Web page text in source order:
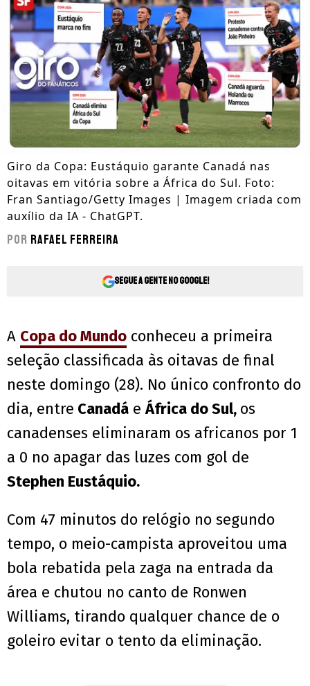
Giro da Copa: Eustáquio garante Canadá nas
oitavas em vitória sobre a África do Sul. Foto:
Fran Santiago/Getty Images | Imagem criada com
auxílio da IA - ChatGPT.
Por Rafael Ferreira
Segue a gente no Google!
A Copa do Mundo conheceu a primeira
seleção classificada às oitavas de final
neste domingo (28). No único confronto do
dia, entre Canadá eÁfrica do Sul, os
canadenses eliminaram os africanos por 1
a 0 no apagar das luzes com gol de
Stephen Eustáquio.
Com 47 minutos do relógio no segundo
tempo, o meio-campista aproveitou uma
bola rebatida pela zaga na entrada da
área e chutou no canto de Ronwen
Williams, tirando qualquer chance de o
goleiro evitar o tento da eliminação.